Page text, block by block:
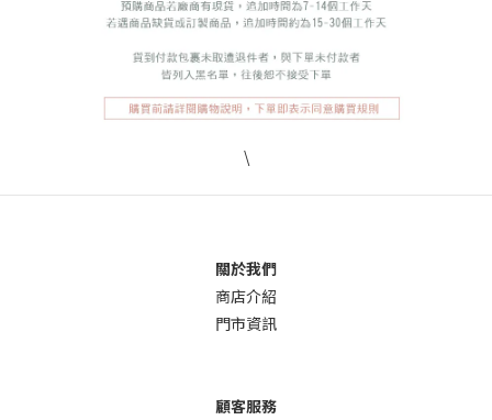
\
關於我們
商店介紹
門市資訊
顧客服務